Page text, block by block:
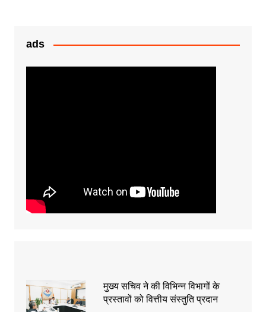
k
er
ads
मुख्य सचिव ने की विभिन्न विभागों के
प्रस्तावों को वित्तीय संस्तुति प्रदान